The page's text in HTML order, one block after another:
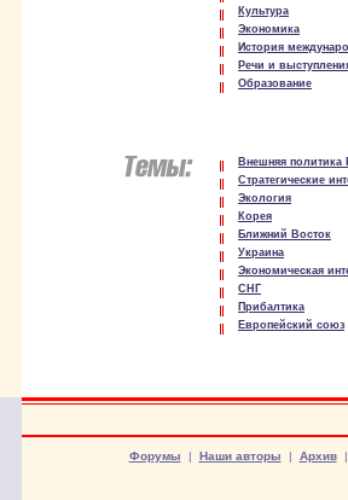
Культура
Экономика
История
Речи и
Образование
Внешняя политика
Стратегические
Экология
Корея
Ближний Восток
Украина
Экономическая
СНГ
Прибалтика
Европейский союз
Форумы | Наши авторы | Архив|